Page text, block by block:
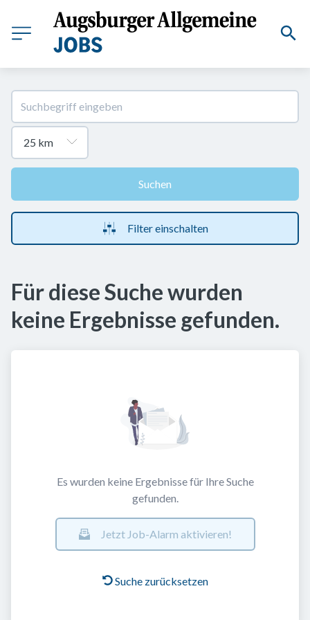
Suchen
Filter einschalten
Für diese Suche wurden
keine Ergebnisse gefunden.
Es wurden keine Ergebnisse für Ihre Suche
gefunden.
Jetzt Job-Alarm aktivieren!
Suche zurücksetzen